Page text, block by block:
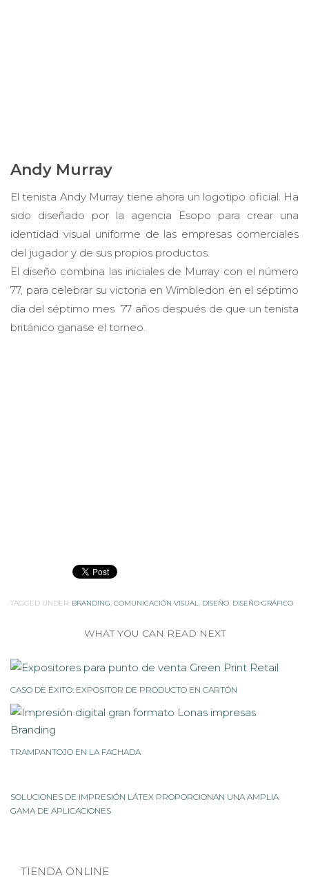
Andy Murray
El tenista Andy Murray tiene ahora un logotipo oficial. Ha
sido diseñado por la agencia Esopo para crear una
identidad visual uniforme de las empresas comerciales
del jugador y de sus propios productos.
El diseño combina las iniciales de Murray con el número
77, para celebrar su victoria en Wimbledon en el séptimo
día del séptimo mes 77 años después de que un tenista
británico ganase el torneo.
TAGGED UNDER: BRANDING COMUNICACIÓN VISUAL DISEÑO DISEÑO GRÁFICO
WHAT YOU CAN READ NEXT
CASO DE ÉXITO: EXPOSITOR DE PRODUCTO EN CARTÓN
TRAMPANTOJO EN LA FACHADA
SOLUCIONES DE IMPRESIÓN LÁTEX PROPORCIONAN UNA AMPLIA
GAMA DE APLICACIONES
TIENDA ONLINE